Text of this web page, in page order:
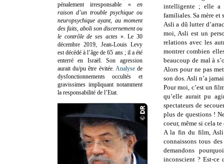
intelligente ; elle a
familiales. Sa mère et
Asli a dû lutter
moi, Asli est un
relations avec les
montrer combien
beaucoup de mal à
Alors pour ne pas
son dos. Asli n’a
Pour moi, c’est un
qu’elle aurait pu
spectateurs de
plus de questions !
coeur, même si cela te
A la fin du film, Asli
connaissons tous
demandons
inconscient ? Est-ce
pénalement irresponsable «en
raison d’un trouble psychique ou
neuropsychique ayant, au moment
des faits, aboli son discernement ou
le contrôle de ses actes». Le 30
décembre 2019, Jean-Louis Levy
est décédé à l’âge de 65 ans ; il a été
enterré en Israël. Son agression
aurait du/pu être évitée. Analysede
dysfonctionnements occultés et
gravissimes impliquant notamment
la responsabilité de l’Etat.